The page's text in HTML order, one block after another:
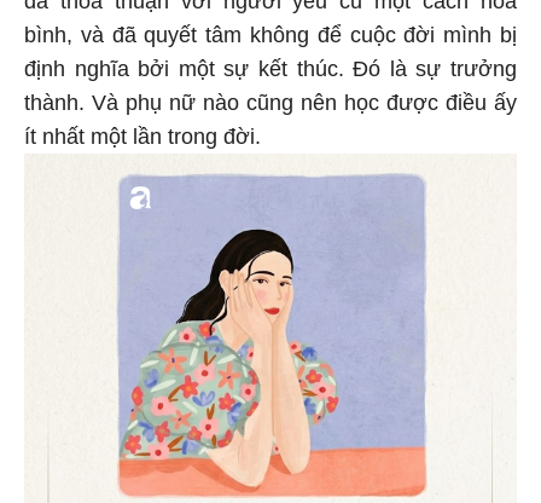
bình, và đã quyết tâm không để cuộc đời mình bị
định nghĩa bởi một sự kết thúc. Đó là sự trưởng
thành. Và phụ nữ nào cũng nên học được điều ấy
ít nhất một lần trong đời.